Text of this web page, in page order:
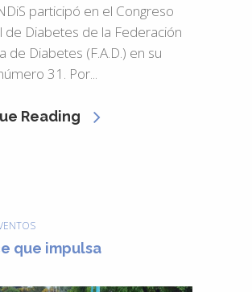
participó en el Congreso
de Diabetes de la Federación
de Diabetes (F.A.D.) en su
31. Por...
Reading
que impulsa